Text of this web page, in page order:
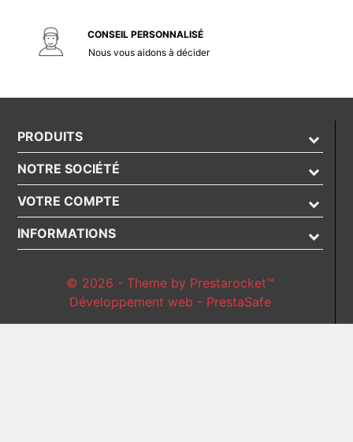
CONSEIL PERSONNALISÉ
Nous vous aidons à décider
PRODUITS
NOTRE SOCIÉTÉ
VOTRE COMPTE
INFORMATIONS
© 2026 - Theme by Prestarocket™
Développement web - PrestaSafe